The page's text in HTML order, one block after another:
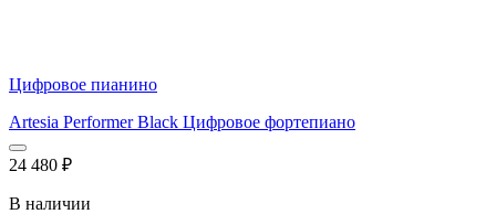
Цифровое пианино
Artesia Performer Black Цифровое фортепиано
24 480 ₽
В наличии